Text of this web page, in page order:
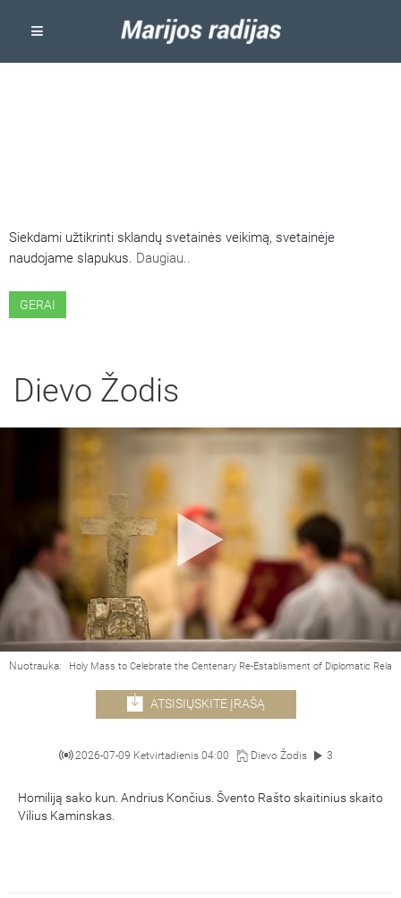
Siekdami užtikrinti sklandų svetainės veikimą, svetainėje
naudojame slapukus. Daugiau..
GERAI
Dievo Žodis
Nuotrauka: Holy Mass to Celebrate the Centenary Re-Establisment of Diplomatic
ATSISIŲSKITE ĮRAŠĄ
2026-07-09 Ketvirtadienis 04:00 Dievo Žodis 3
Homiliją sako kun. Andrius Končius. Švento Rašto skaitinius skaito
Vilius Kaminskas.